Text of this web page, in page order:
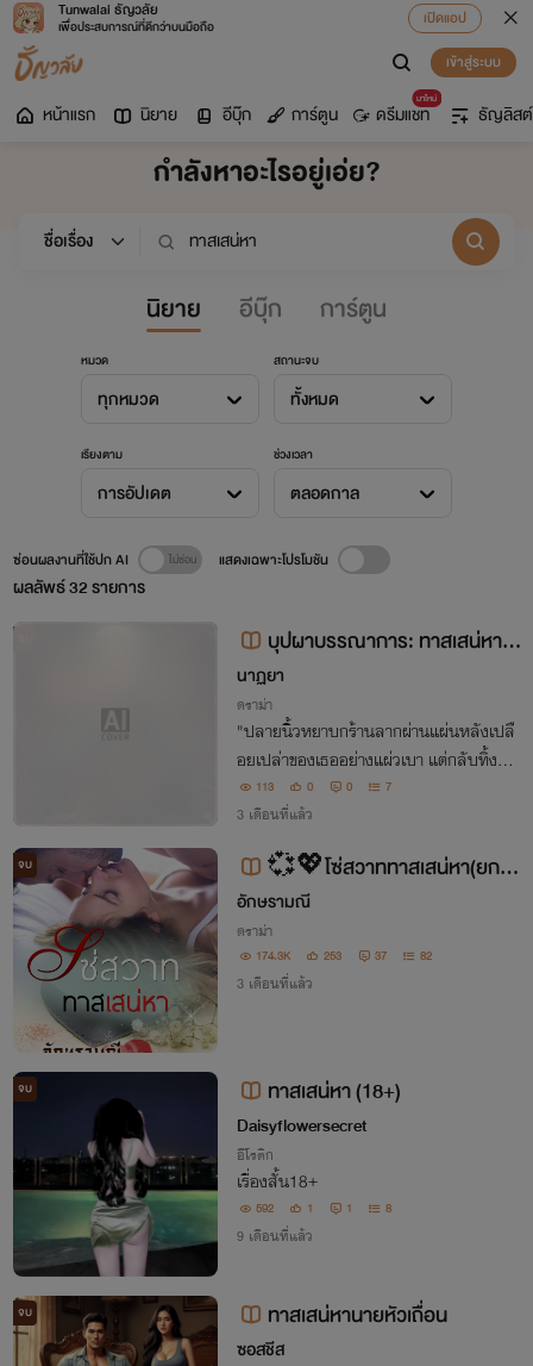
Tunwalai ธัญวลัย
เพื่อประสบการณ์ที่ดีกว่าบนมือถือ
เปิดแอป
เข้าสู่ระบบ
หน้าแรก นิยาย อีบุ๊ก การ์ตูน
มาใหม่
ดรีมแชท ธัญลิสต์
กำลังหาอะไรอยู่เอ่ย?
นิยาย อีบุ๊ก การ์ตูน
หมวด
ทุกหมวด
สถานะจบ
ทั้งหมด
เรียงตาม
การอัปเดต
ช่วงเวลา
ตลอดกาล
ผลลัพธ์32รายการ
ซ่อนผลงานที่ใช้ปก AI แสดงเฉพาะโปรโมชัน
บุปผาบรรณาการ: ทาสเสน่หาเจ้
าพ่อ
นาฏยา
ดราม่า
"ปลายนิ้วหยาบกร้านลากผ่านแผ่นหลังเปลื
อยเปล่าของเธออย่างแผ่วเบา แต่กลับทิ้งรอ
ยความเย็นยะเยือกไปถึงขั้วหัวใจ รินดาหลับ
ตาลง พยายามลืมความจริงที่ว่าเธอเป็นเพีย
ง 'รางวัล' ของผู้ชนะในคืนนี้..."
113 0 0 7
3 เดือนที่แล้ว
จบ
💞💖โซ่สวาททาสเสน่หา(ยกเซ็
ต ลด 30%)💞💖
อักษรามณี
ดราม่า
174.3K 253 37 82
3 เดือนที่แล้ว
จบ ทาสเสน่หา (18+)
Daisyflowersecret
อีโรติก
เรื่องสั้น18+
592 1 1 8
9 เดือนที่แล้ว
จบ ทาสเสน่หานายหัวเถื่อน
ซอสชีส